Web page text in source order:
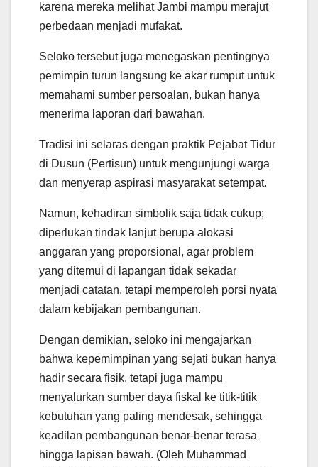
karena mereka melihat Jambi mampu merajut
perbedaan menjadi mufakat.
Seloko tersebut juga menegaskan pentingnya
pemimpin turun langsung ke akar rumput untuk
memahami sumber persoalan, bukan hanya
menerima laporan dari bawahan.
Tradisi ini selaras dengan praktik Pejabat Tidur
di Dusun (Pertisun) untuk mengunjungi warga
dan menyerap aspirasi masyarakat setempat.
Namun, kehadiran simbolik saja tidak cukup;
diperlukan tindak lanjut berupa alokasi
anggaran yang proporsional, agar problem
yang ditemui di lapangan tidak sekadar
menjadi catatan, tetapi memperoleh porsi nyata
dalam kebijakan pembangunan.
Dengan demikian, seloko ini mengajarkan
bahwa kepemimpinan yang sejati bukan hanya
hadir secara fisik, tetapi juga mampu
menyalurkan sumber daya fiskal ke titik-titik
kebutuhan yang paling mendesak, sehingga
keadilan pembangunan benar-benar terasa
hingga lapisan bawah. (Oleh Muhammad